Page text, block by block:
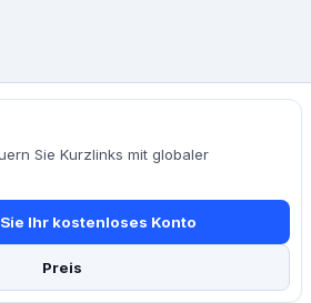
Sie Kurzlinks mit globaler
Ihr kostenloses Konto
Preis